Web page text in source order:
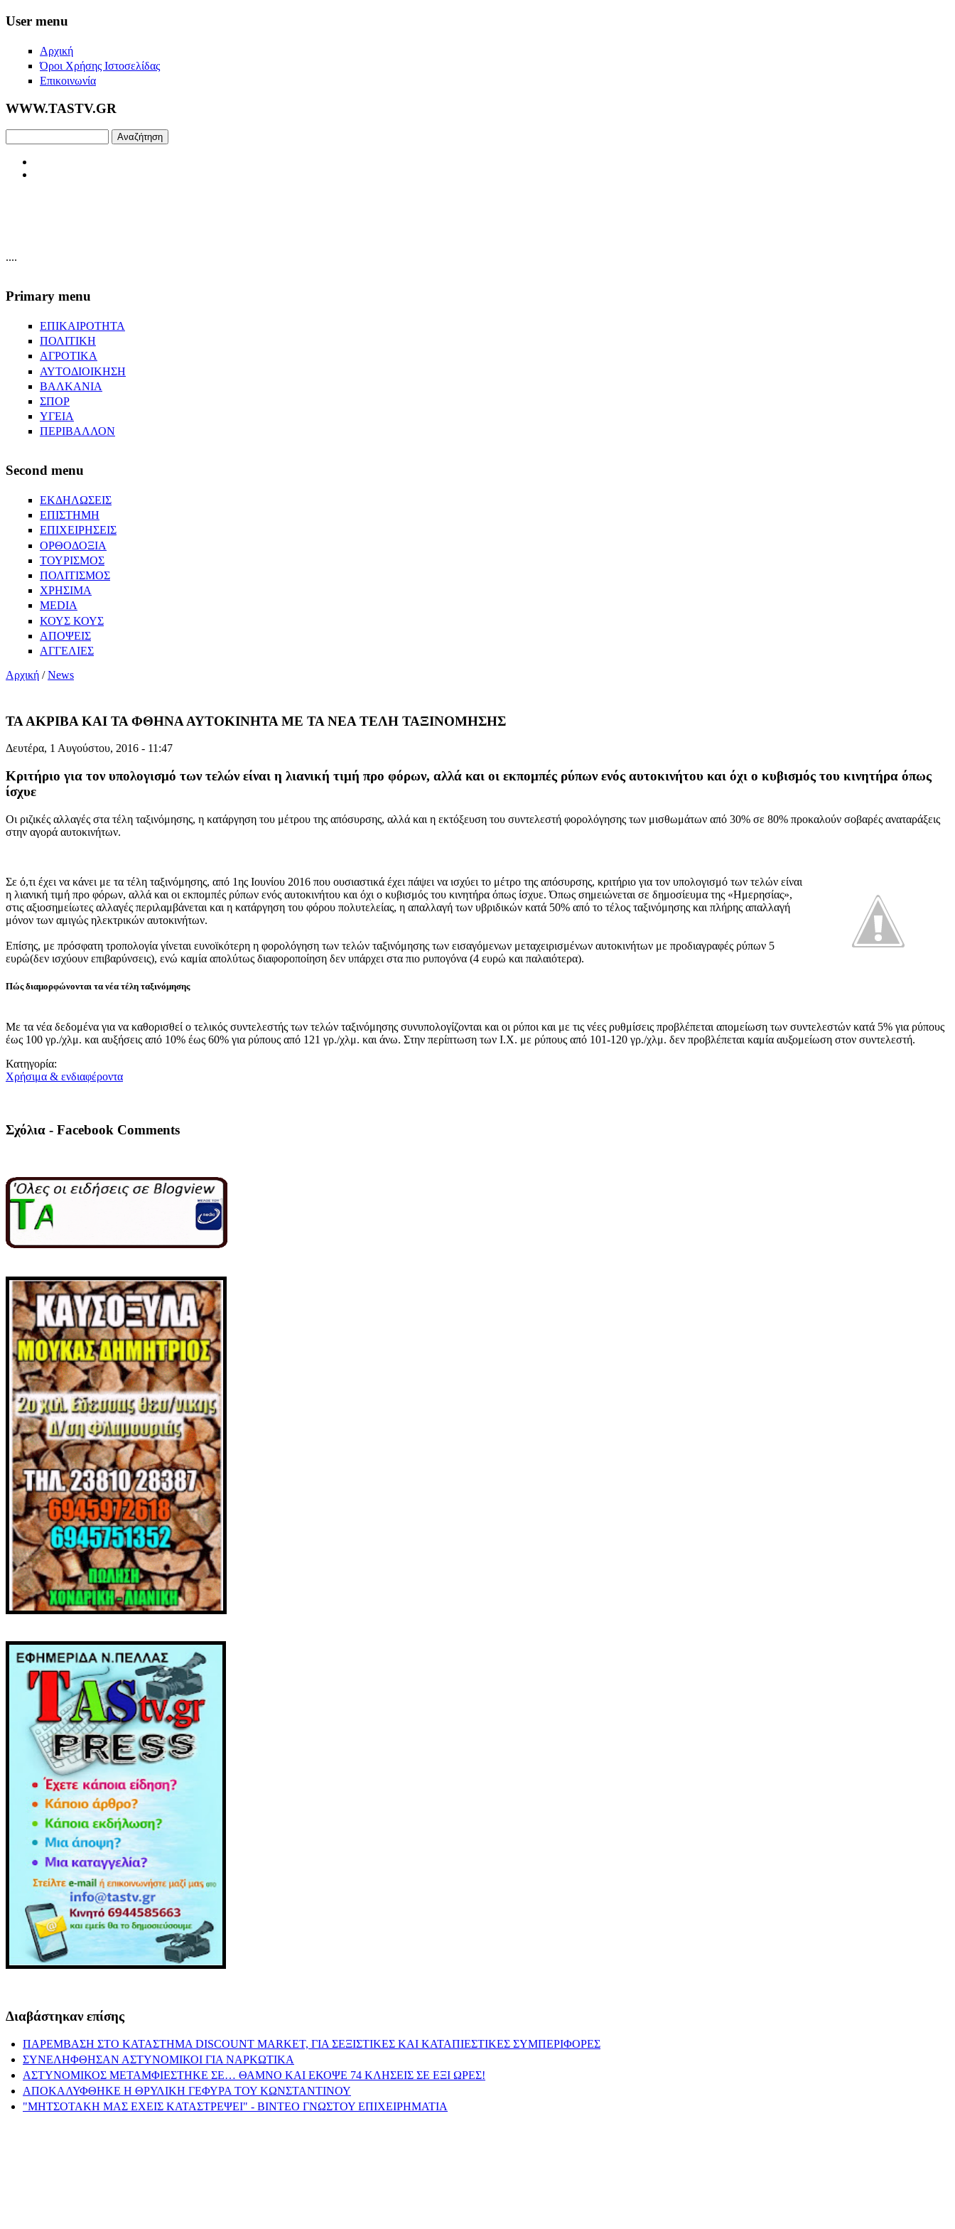
Skip to main content
User menu
Αρχική
Όροι Χρήσης Ιστοσελίδας
Επικοινωνία
WWW.TASTV.GR
....
Primary menu
ΕΠΙΚΑΙΡΟΤΗΤΑ
ΠΟΛΙΤΙΚΗ
ΑΓΡΟΤΙΚΑ
ΑΥΤΟΔΙΟΙΚΗΣΗ
ΒΑΛΚΑΝΙΑ
ΣΠΟΡ
ΥΓΕΙΑ
ΠΕΡΙΒΑΛΛΟΝ
Second menu
ΕΚΔΗΛΩΣΕΙΣ
ΕΠΙΣΤΗΜΗ
ΕΠΙΧΕΙΡΗΣΕΙΣ
ΟΡΘΟΔΟΞΙΑ
ΤΟΥΡΙΣΜΟΣ
ΠΟΛΙΤΙΣΜΟΣ
ΧΡΗΣΙΜΑ
MEDIA
ΚΟΥΣ ΚΟΥΣ
ΑΠΟΨΕΙΣ
ΑΓΓΕΛΙΕΣ
Αρχική /News
ΤΑ ΑΚΡΙΒΑ ΚΑΙ ΤΑ ΦΘΗΝΑ ΑΥΤΟΚΙΝΗΤΑ ΜΕ ΤΑ ΝΕΑ ΤΕΛΗ ΤΑΞΙΝΟΜΗΣΗΣ
Δευτέρα, 1 Αυγούστου, 2016 - 11:47
Κριτήριο για τον υπολογισμό των τελών είναι η λιανική τιμή προ φόρων, αλλά και οι εκπομπές ρύπων ενός αυτοκινήτου και όχι ο κυβισμός του κινητήρα όπως
ίσχυε
Οι ριζικές αλλαγές στα τέλη ταξινόμησης, η κατάργηση του μέτρου της απόσυρσης, αλλά και η εκτόξευση του συντελεστή φορολόγησης των μισθωμάτων από 30% σε 80% προκαλούν σοβαρές αναταράξεις
στην αγορά αυτοκινήτων.
Σε ό,τι έχει να κάνει με τα τέλη ταξινόμησης, από 1ης Ιουνίου 2016 που ουσιαστικά έχει πάψει να ισχύει το μέτρο της απόσυρσης, κριτήριο για τον υπολογισμό των τελών είναι
η λιανική τιμή προ φόρων, αλλά και οι εκπομπές ρύπων ενός αυτοκινήτου και όχι ο κυβισμός του κινητήρα όπως ίσχυε. Όπως σημειώνεται σε δημοσίευμα της «Ημερησίας»,
στις αξιοσημείωτες αλλαγές περιλαμβάνεται και η κατάργηση του φόρου πολυτελείας, η απαλλαγή των υβριδικών κατά 50% από το τέλος ταξινόμησης και πλήρης απαλλαγή
μόνον των αμιγώς ηλεκτρικών αυτοκινήτων.
Επίσης, με πρόσφατη τροπολογία γίνεται ευνοϊκότερη η φορολόγηση των τελών ταξινόμησης των εισαγόμενων μεταχειρισμένων αυτοκινήτων με προδιαγραφές ρύπων 5
ευρώ(δεν ισχύουν επιβαρύνσεις), ενώ καμία απολύτως διαφοροποίηση δεν υπάρχει στα πιο ρυπογόνα (4 ευρώ και παλαιότερα).
Πώς διαμορφώνονται τα νέα τέλη ταξινόμησης
Με τα νέα δεδομένα για να καθορισθεί ο τελικός συντελεστής των τελών ταξινόμησης συνυπολογίζονται και οι ρύποι και με τις νέες ρυθμίσεις προβλέπεται απομείωση των συντελεστών κατά 5% για ρύπους
έως 100 γρ./χλμ. και αυξήσεις από 10% έως 60% για ρύπους από 121 γρ./χλμ. και άνω. Στην περίπτωση των Ι.Χ. με ρύπους από 101-120 γρ./χλμ. δεν προβλέπεται καμία αυξομείωση στον συντελεστή.
Κατηγορία:
Χρήσιμα & ενδιαφέροντα
Σχόλια - Facebook Comments
Διαβάστηκαν επίσης
ΠΑΡΕΜΒΑΣΗ ΣΤΟ ΚΑΤΑΣΤΗΜΑ DISCOUNT MARKET, ΓΙΑ ΣΕΞΙΣΤΙΚΕΣ ΚΑΙ ΚΑΤΑΠΙΕΣΤΙΚΕΣ ΣΥΜΠΕΡΙΦΟΡΕΣ
ΣΥΝΕΛΗΦΘΗΣΑΝ ΑΣΤΥΝΟΜΙΚΟΙ ΓΙΑ ΝΑΡΚΩΤΙΚΑ
ΑΣΤΥΝΟΜΙΚΟΣ ΜΕΤΑΜΦΙΕΣΤΗΚΕ ΣΕ… ΘΑΜΝΟ ΚΑΙ ΕΚΟΨΕ 74 ΚΛΗΣΕΙΣ ΣΕ ΕΞΙ ΩΡΕΣ!
ΑΠΟΚΑΛΥΦΘΗΚΕ Η ΘΡΥΛΙΚΗ ΓΕΦΥΡΑ ΤΟΥ ΚΩΝΣΤΑΝΤΙΝΟΥ
"ΜΗΤΣΟΤΑΚΗ ΜΑΣ ΕΧΕΙΣ ΚΑΤΑΣΤΡΕΨΕΙ" - ΒΙΝΤΕΟ ΓΝΩΣΤΟΥ ΕΠΙΧΕΙΡΗΜΑΤΙΑ